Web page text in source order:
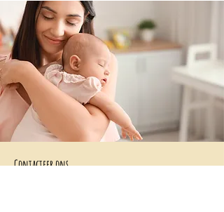
Contacteer ons